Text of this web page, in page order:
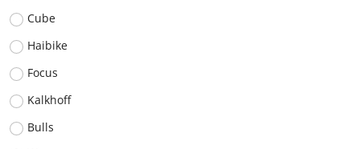
Cube
Haibike
Focus
Kalkhoff
Bulls